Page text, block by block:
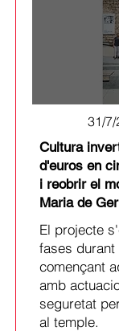
31/7/
Cultura
d'euros en
i reobrir el
Maria de
El projecte
fases
començant
amb
seguretat
al temple.